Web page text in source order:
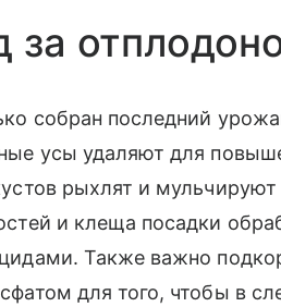
за
собран последний
усы удаляют для
рыхлят и
и клеща посадки
Также важно
для того, чтобы в